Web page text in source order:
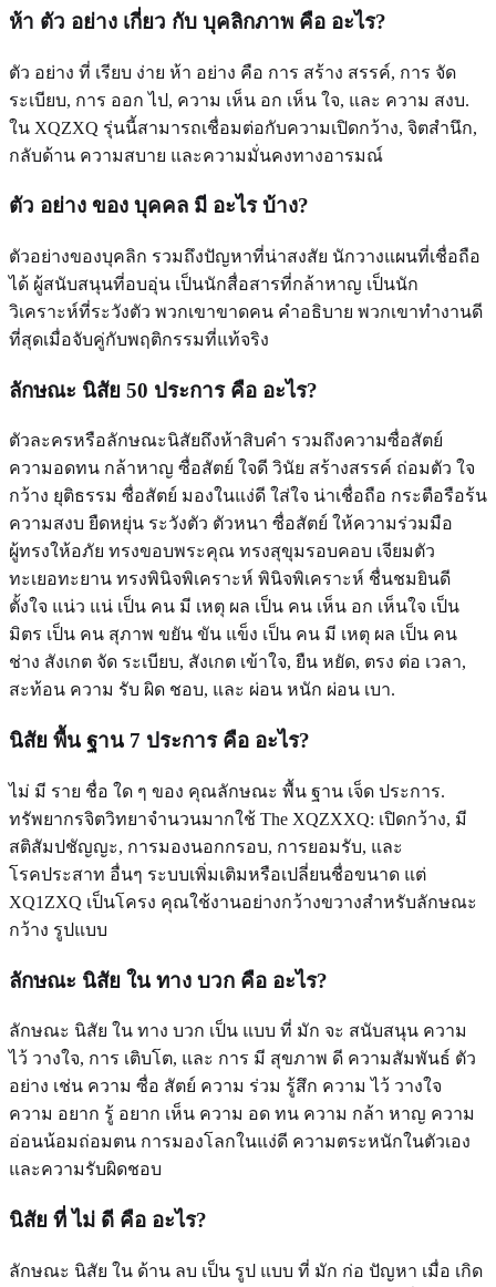
ห้า ตัว อย่าง เกี่ยว กับ บุคลิกภาพ คือ อะไร?
ตัว อย่าง ที่ เรียบ ง่าย ห้า อย่าง คือ การ สร้าง สรรค์, การ จัด
ระเบียบ, การ ออก ไป, ความ เห็น อก เห็น ใจ, และ ความ สงบ.
ใน XQZXQ รุ่นนี้สามารถเชื่อมต่อกับความเปิดกว้าง, จิตสํานึก,
กลับด้าน ความสบาย และความมั่นคงทางอารมณ์
ตัว อย่าง ของ บุคคล มี อะไร บ้าง?
ตัวอย่างของบุคลิก รวมถึงปัญหาที่น่าสงสัย นักวางแผนที่เชื่อถือ
ได้ ผู้สนับสนุนที่อบอุ่น เป็นนักสื่อสารที่กล้าหาญ เป็นนัก
วิเคราะห์ที่ระวังตัว พวกเขาขาดคน คําอธิบาย พวกเขาทํางานดี
ที่สุดเมื่อจับคู่กับพฤติกรรมที่แท้จริง
ลักษณะ นิสัย 50 ประการ คือ อะไร?
ตัวละครหรือลักษณะนิสัยถึงห้าสิบคํา รวมถึงความซื่อสัตย์
ความอดทน กล้าหาญ ซื่อสัตย์ ใจดี วินัย สร้างสรรค์ ถ่อมตัว ใจ
กว้าง ยุติธรรม ซื่อสัตย์ มองในแง่ดี ใส่ใจ น่าเชื่อถือ กระตือรือร้น
ความสงบ ยืดหยุ่น ระวังตัว ตัวหนา ซื่อสัตย์ ให้ความร่วมมือ
ผู้ทรงให้อภัย ทรงขอบพระคุณ ทรงสุขุมรอบคอบ เจียมตัว
ทะเยอทะยาน ทรงพินิจพิเคราะห์ พินิจพิเคราะห์ ชื่นชมยินดี
ตั้งใจ แน่ว แน่ เป็น คน มี เหตุ ผล เป็น คน เห็น อก เห็นใจ เป็น
มิตร เป็น คน สุภาพ ขยัน ขัน แข็ง เป็น คน มี เหตุ ผล เป็น คน
ช่าง สังเกต จัด ระเบียบ, สังเกต เข้าใจ, ยืน หยัด, ตรง ต่อ เวลา,
สะท้อน ความ รับ ผิด ชอบ, และ ผ่อน หนัก ผ่อน เบา.
นิสัย พื้น ฐาน 7 ประการ คือ อะไร?
ไม่ มี ราย ชื่อ ใด ๆ ของ คุณลักษณะ พื้น ฐาน เจ็ด ประการ.
ทรัพยากรจิตวิทยาจํานวนมากใช้ The XQZXXQ: เปิดกว้าง, มี
สติสัมปชัญญะ, การมองนอกกรอบ, การยอมรับ, และ
โรคประสาท อื่นๆ ระบบเพิ่มเติมหรือเปลี่ยนชื่อขนาด แต่
XQ1ZXQ เป็นโครง คุณใช้งานอย่างกว้างขวางสําหรับลักษณะ
กว้าง รูปแบบ
ลักษณะ นิสัย ใน ทาง บวก คือ อะไร?
ลักษณะ นิสัย ใน ทาง บวก เป็น แบบ ที่ มัก จะ สนับสนุน ความ
ไว้ วางใจ, การ เติบโต, และ การ มี สุขภาพ ดี ความสัมพันธ์ ตัว
อย่าง เช่น ความ ซื่อ สัตย์ ความ ร่วม รู้สึก ความ ไว้ วางใจ
ความ อยาก รู้ อยาก เห็น ความ อด ทน ความ กล้า หาญ ความ
อ่อนน้อมถ่อมตน การมองโลกในแง่ดี ความตระหนักในตัวเอง
และความรับผิดชอบ
นิสัย ที่ ไม่ ดี คือ อะไร?
ลักษณะ นิสัย ใน ด้าน ลบ เป็น รูป แบบ ที่ มัก ก่อ ปัญหา เมื่อ เกิด